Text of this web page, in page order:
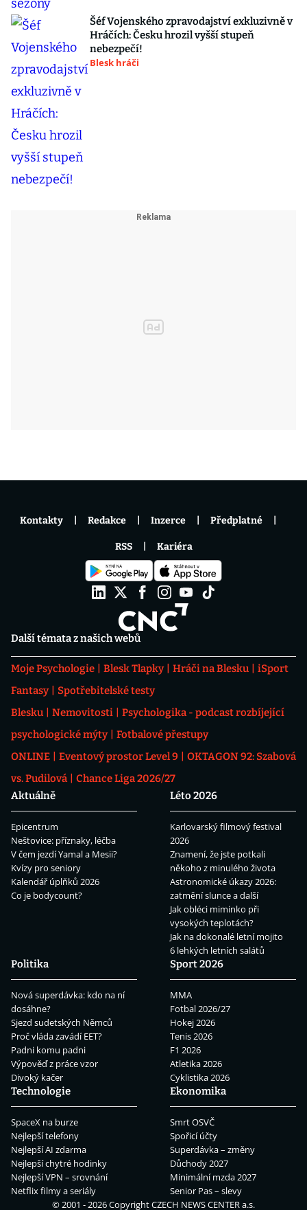
Šéf Vojenského zpravodajství exkluzivně v
Hráčích: Česku hrozil vyšší stupeň
nebezpečí!
Blesk hráči
Další témata z našich webů
Moje Psychologie Blesk Tlapky Hráči na Blesku
iSport
Fantasy
Spotřebitelské testy
Blesku
Nemovitosti
Psychologika - podcast rozbíjející
psychologické mýty
Fotbalové přestupy
ONLINE
Eventový prostor Level 9
OKTAGON 92: Szabová
vs. Pudilová
Chance Liga 2026/27
Aktuálně
Epicentrum
Neštovice: příznaky, léčba
V čem jezdí Yamal a Mesii?
Kvízy pro seniory
Kalendář úplňků 2026
Co je bodycount?
Léto 2026
Karlovarský filmový festival
2026
Znamení, že jste potkali
někoho z minulého života
Astronomické úkazy 2026:
zatmění slunce a další
Jak obléci miminko při
vysokých teplotách?
Jak na dokonalé letní mojito
6 lehkých letních salátů
Politika
Nová superdávka: kdo na ní
dosáhne?
Sjezd sudetských Němců
Proč vláda zavádí EET?
Padni komu padni
Výpověď z práce vzor
Divoký kačer
Sport 2026
MMA
Fotbal 2026/27
Hokej 2026
Tenis 2026
F1 2026
Atletika 2026
Cyklistika 2026
Technologie
SpaceX na burze
Nejlepší telefony
Nejlepší AI zdarma
Nejlepší chytré hodinky
Nejlepší VPN – srovnání
Netflix filmy a seriály
Ekonomika
Smrt OSVČ
Spořicí účty
Superdávka – změny
Důchody 2027
Minimální mzda 2027
Senior Pas – slevy
Kontakty Redakce Inzerce Předplatné
RSS Kariéra
© 2001 - 2026 CopyrightCZECH NEWS CENTER a.s.